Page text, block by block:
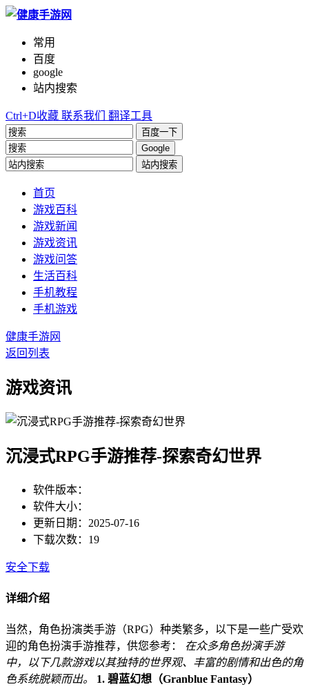
常用
百度
google
站内搜索
Ctrl+D收藏 联系我们 翻译工具
百度一下
Google
站内搜索
首页
游戏百科
游戏新闻
游戏资讯
游戏问答
生活百科
手机教程
手机游戏
健康手游网
返回列表
游戏资讯
沉浸式RPG手游推荐-探索奇幻世界
软件版本：
软件大小：
更新日期：2025-07-16
下载次数：19
安全下载
详细介绍
当然，角色扮演类手游（RPG）种类繁多，以下是一些广受欢
迎的角色扮演手游推荐，供您参考： 在众多角色扮演手游
中，以下几款游戏以其独特的世界观、丰富的剧情和出色的角
色系统脱颖而出。
1. 碧蓝幻想（Granblue Fantasy）